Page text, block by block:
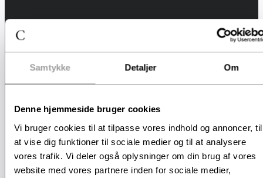
Samtykke Detaljer Om
Denne hjemmeside bruger cookies
Vi bruger cookies til at tilpasse vores indhold og annoncer, til
at vise dig funktioner til sociale medier og til at analysere
vores trafik. Vi deler også oplysninger om din brug af vores
website med vores partnere inden for sociale medier,